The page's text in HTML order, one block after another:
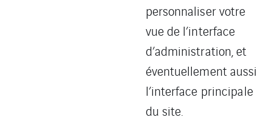
personnaliser votre
vue de l’interface
d’administration, et
éventuellement aussi
l’interface principale
du site.